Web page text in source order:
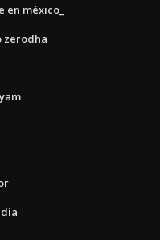
méxico_
zerodha